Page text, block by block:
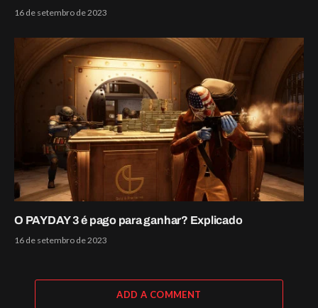
16 de setembro de 2023
O PAYDAY 3 é pago para ganhar? Explicado
16 de setembro de 2023
ADD A COMMENT